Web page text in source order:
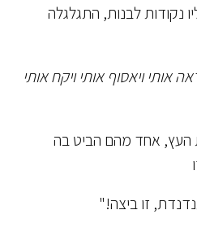
נקודות לבנות, התגלגלה
אותי ויאסוף אותי ויקח אותי
העץ, אחד מהם הביט בה
זו ביצה!"